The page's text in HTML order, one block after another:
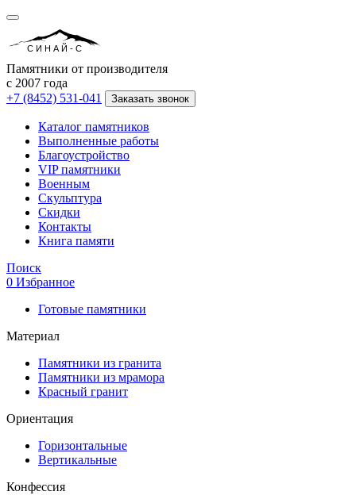
СИНАЙ-С
Памятники от производителя
с 2007 года
+7 (8452) 531-041
Заказать звонок
Каталог памятников
Выполненные работы
Благоустройство
VIP памятники
Военным
Скульптура
Скидки
Контакты
Книга памяти
Поиск
0 Избранное
Готовые памятники
Материал
Памятники из гранита
Памятники из мрамора
Красный гранит
Ориентация
Горизонтальные
Вертикальные
Конфессия